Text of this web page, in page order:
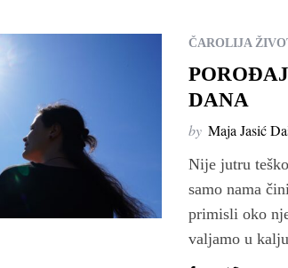
ČAROLIJA
DANA
by Maja Jasić
Nije jutru
samo nama
primisli oko
valjamo u